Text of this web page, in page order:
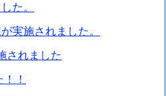
た。
実施されました。
されました
！